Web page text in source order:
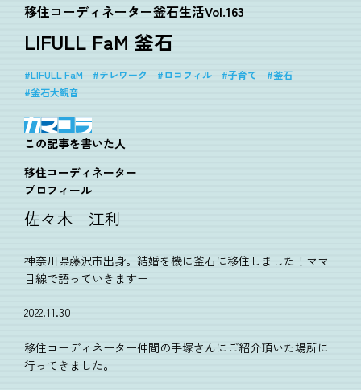
移住コーディネーター釜石生活Vol.163
LIFULL FaM 釜石
LIFULL FaM テレワーク ロコフィル 子育て
釜石
釜石大観音
この記事を書いた人
移住コーディネーター
プロフィール
佐々木 江利
神奈川県藤沢市出身。結婚を機に釜石に移住しました！ママ
目線で語っていきますー
2022.11.30
移住コーディネーター仲間の手塚さんにご紹介頂いた場所に
行ってきました。